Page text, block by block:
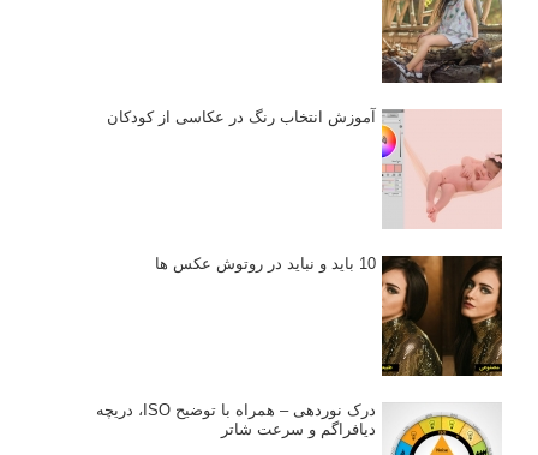
آموزش انتخاب رنگ در عکاسی از کودکان
10 باید و نباید در روتوش عکس ها
درک نوردهی – همراه با توضیح ISO، دریچه
دیافراگم و سرعت شاتر